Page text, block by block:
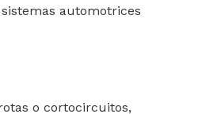
automotrices
o cortocircuitos,